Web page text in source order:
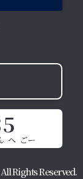
Rights Reserved.